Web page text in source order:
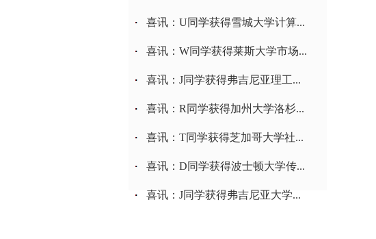
喜讯：U同学获得雪城大学计算...
喜讯：W同学获得莱斯大学市场...
喜讯：J同学获得弗吉尼亚理工...
喜讯：R同学获得加州大学洛杉...
喜讯：T同学获得芝加哥大学社...
喜讯：D同学获得波士顿大学传...
喜讯：J同学获得弗吉尼亚大学...